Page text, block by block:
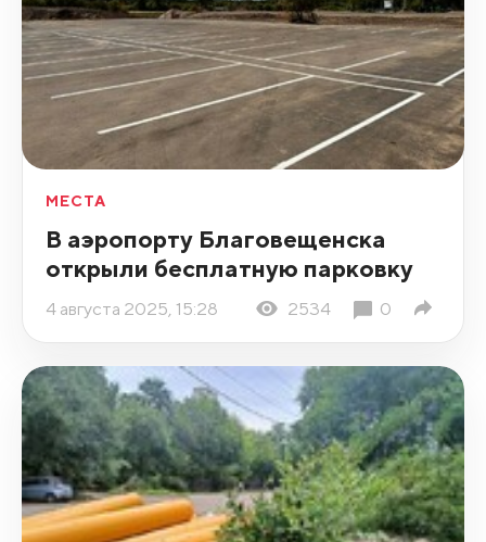
МЕСТА
В аэропорту Благовещенска
открыли бесплатную парковку
4 августа 2025, 15:28 2534 0